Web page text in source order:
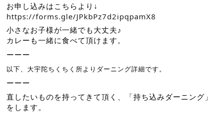
お申し込みはこちらより↓
https://forms.gle/JPkbPz7d2ipqpamX8
小さなお子様が一緒でも大丈夫♪
カレーも一緒に食べて頂けます。
ーーー
以下、大宇陀ちくちく所よりダーニング詳細です。
ーーー
直したいものを持ってきて頂く、「持ち込みダーニング」
をします。